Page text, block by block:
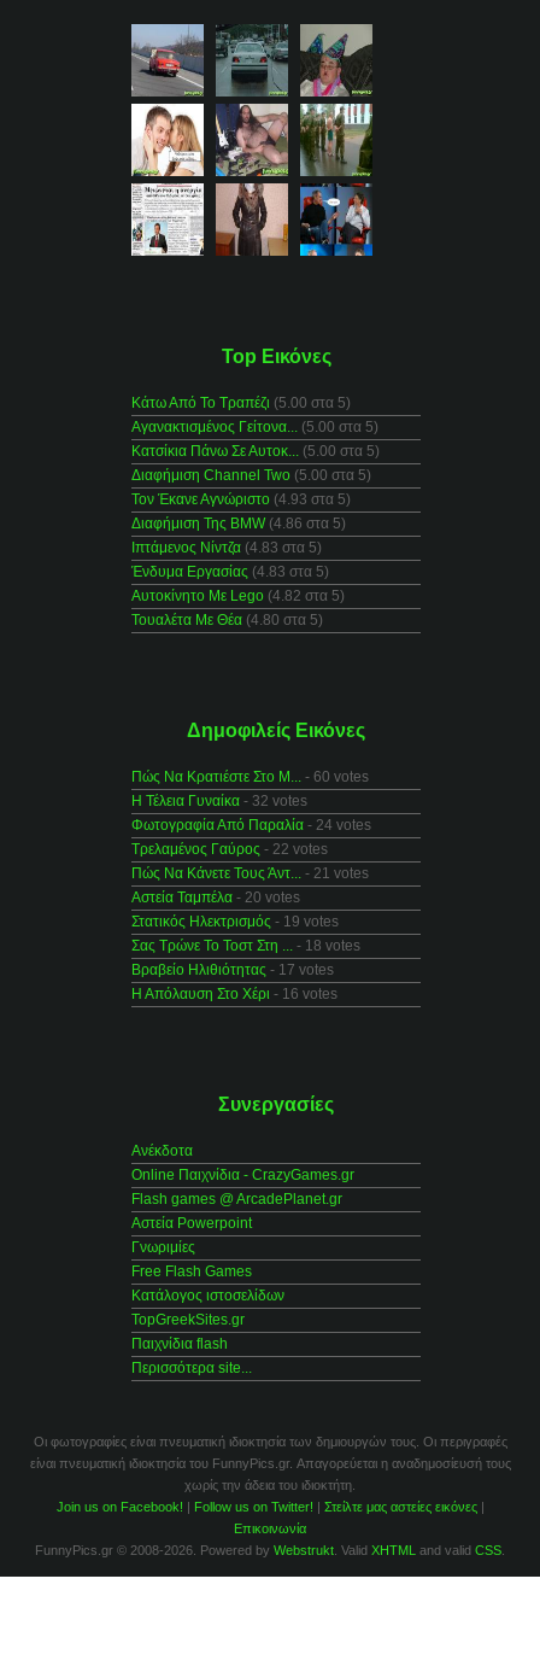
Top Εικόνες
Κάτω Από Το Τραπέζι (5.00 στα 5)
Αγανακτισμένος Γείτονα... (5.00 στα 5)
Κατσίκια Πάνω Σε Αυτοκ... (5.00 στα 5)
Διαφήμιση Channel Two (5.00 στα 5)
Τον Έκανε Αγνώριστο (4.93 στα 5)
Διαφήμιση Της BMW(4.86 στα 5)
Ιπτάμενος Νίντζα (4.83 στα 5)
Ένδυμα Εργασίας (4.83 στα 5)
Αυτοκίνητο Με Lego (4.82 στα 5)
Τουαλέτα Με Θέα (4.80 στα 5)
Δημοφιλείς Εικόνες
Πώς Να Κρατιέστε Στο Μ... - 60 votes
Η Τέλεια Γυναίκα - 32 votes
Φωτογραφία Από Παραλία - 24 votes
Τρελαμένος Γαύρος - 22 votes
Πώς Να Κάνετε Τους Άντ... - 21 votes
Αστεία Ταμπέλα - 20 votes
Στατικός Ηλεκτρισμός - 19 votes
Σας Τρώνε Το Τοστ Στη ... - 18 votes
Βραβείο Ηλιθιότητας - 17 votes
Η Απόλαυση Στο Χέρι - 16 votes
Συνεργασίες
Ανέκδοτα
Online Παιχνίδια - CrazyGames.gr
Flash games @ ArcadePlanet.gr
Αστεία Powerpoint
Γνωριμίες
Free Flash Games
Κατάλογος ιστοσελίδων
TopGreekSites.gr
Παιχνίδια flash
Περισσότερα site...
Οι φωτογραφίες είναι πνευματική ιδιοκτησία των δημιουργών τους. Οι περιγραφές
είναι πνευματική ιδιοκτησία του FunnyPics.gr. Απαγορεύεται η αναδημοσίευσή τους
χωρίς την άδεια του ιδιοκτήτη.
Join us on Facebook! | Follow us on Twitter! | Στείλτε μας αστείες εικόνες|
Επικοινωνία
FunnyPics.gr © 2008-2026. Powered by Webstrukt . Valid XHTML and valid CSS